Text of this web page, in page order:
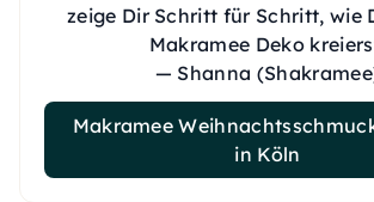
zeige Dir Schritt für Schritt, wie
Makramee Deko
— Shanna
Makramee
in Köln